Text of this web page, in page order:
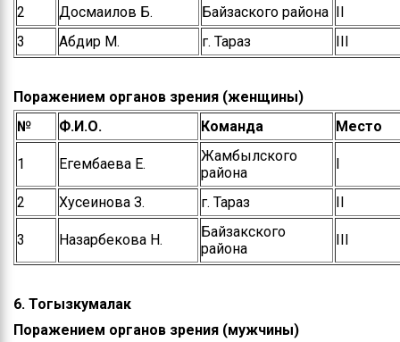
2
Досмаилов Б. Байзақского района ІІ
3
Абдир М. г. Тараз ІІІ
Поражением органов зрения (женщины)
№
Ф.И.О. Команда Место
1 Егембаева Е.
Жамбылского
района
І
2 Хусеинова З. г. Тараз ІІ
3 Назарбекова Н.
Байзакского
района
ІІІ
6. Тогызкумалак
Поражением органов зрения (мужчины)